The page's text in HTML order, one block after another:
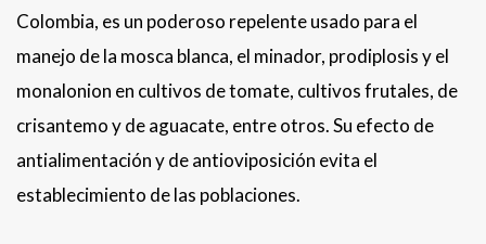
Colombia, es un poderoso repelente usado para el
manejo de la mosca blanca, el minador, prodiplosis y el
monalonion en cultivos de tomate, cultivos frutales, de
crisantemo y de aguacate, entre otros. Su efecto de
antialimentación y de antioviposición evita el
establecimiento de las poblaciones.